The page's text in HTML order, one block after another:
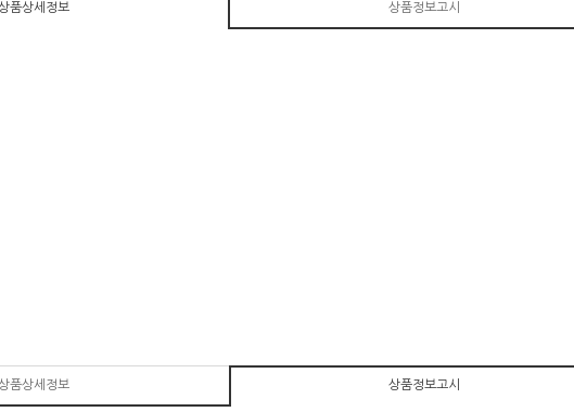
품상세정보 상품정보고시
품상세정보 상품정보고시